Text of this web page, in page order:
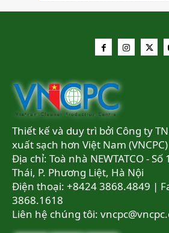
Thiết kế và duy trì bởi Công ty
xuất sạch hơn Việt Nam (VNCPC)
Địa chỉ: Toà nhà NEWTATCO -
Thái, P. Phương Liệt, Hà Nội
Điện thoại: +8424 3868.4849 |
3868.1618
Liên hệ chúng tôi: